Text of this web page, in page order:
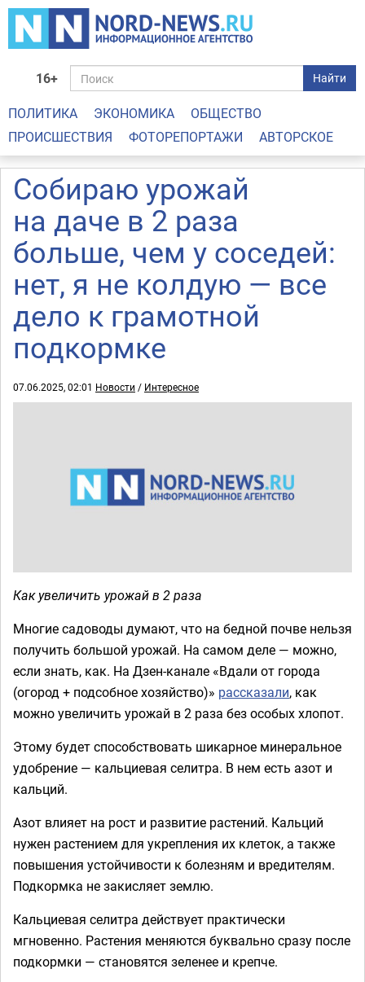
16+ Найти
ПОЛИТИКА ЭКОНОМИКА
ОБЩЕСТВО
ПРОИСШЕСТВИЯ
ФОТОРЕПОРТАЖИ АВТОРСКОЕ
Собираю урожай
на даче в 2 раза
больше, чем у соседей:
нет, я не колдую — все
дело к грамотной
подкормке
07.06.2025, 02:01 Новости / Интересное
Как увеличить урожай в 2 раза
Многие садоводы думают, что на бедной почве нельзя
получить большой урожай. На самом деле — можно,
если знать, как. На Дзен-канале «Вдали от города
(огород + подсобное хозяйство)» рассказали, как
можно увеличить урожай в 2 раза без особых хлопот.
Этому будет способствовать шикарное минеральное
удобрение — кальциевая селитра. В нем есть азот и
кальций.
Азот влияет на рост и развитие растений. Кальций
нужен растением для укрепления их клеток, а также
повышения устойчивости к болезням и вредителям.
Подкормка не закисляет землю.
Кальциевая селитра действует практически
мгновенно. Растения меняются буквально сразу после
подкормки — становятся зеленее и крепче.